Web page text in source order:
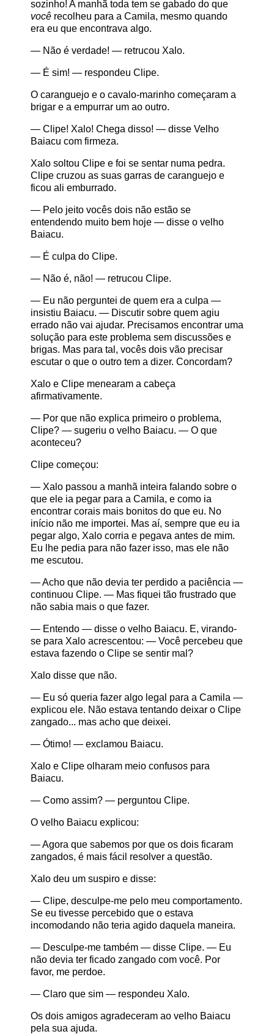
sozinho! A manhã toda tem se gabado do que
você recolheu para a Camila, mesmo quando
era eu que encontrava algo.
— Não é verdade! — retrucou Xalo.
— É sim! — respondeu Clipe.
O caranguejo e o cavalo-marinho começaram a
brigar e a empurrar um ao outro.
— Clipe! Xalo! Chega disso! — disse Velho
Baiacu com firmeza.
Xalo soltou Clipe e foi se sentar numa pedra.
Clipe cruzou as suas garras de caranguejo e
ficou ali emburrado.
— Pelo jeito vocês dois não estão se
entendendo muito bem hoje — disse o velho
Baiacu.
— É culpa do Clipe.
— Não é, não! — retrucou Clipe.
— Eu não perguntei de quem era a culpa —
insistiu Baiacu. — Discutir sobre quem agiu
errado não vai ajudar. Precisamos encontrar uma
solução para este problema sem discussões e
brigas. Mas para tal, vocês dois vão precisar
escutar o que o outro tem a dizer. Concordam?
Xalo e Clipe menearam a cabeça
afirmativamente.
— Por que não explica primeiro o problema,
Clipe? — sugeriu o velho Baiacu. — O que
aconteceu?
Clipe começou:
— Xalo passou a manhã inteira falando sobre o
que ele ia pegar para a Camila, e como ia
encontrar corais mais bonitos do que eu. No
início não me importei. Mas aí, sempre que eu ia
pegar algo, Xalo corria e pegava antes de mim.
Eu lhe pedia para não fazer isso, mas ele não
me escutou.
— Acho que não devia ter perdido a paciência —
continuou Clipe. — Mas fiquei tão frustrado que
não sabia mais o que fazer.
— Entendo — disse o velho Baiacu. E, virando-
se para Xalo acrescentou: — Você percebeu que
estava fazendo o Clipe se sentir mal?
Xalo disse que não.
— Eu só queria fazer algo legal para a Camila —
explicou ele. Não estava tentando deixar o Clipe
zangado... mas acho que deixei.
— Ótimo! — exclamou Baiacu.
Xalo e Clipe olharam meio confusos para
Baiacu.
— Como assim? — perguntou Clipe.
O velho Baiacu explicou:
— Agora que sabemos por que os dois ficaram
zangados, é mais fácil resolver a questão.
Xalo deu um suspiro e disse:
— Clipe, desculpe-me pelo meu comportamento.
Se eu tivesse percebido que o estava
incomodando não teria agido daquela maneira.
— Desculpe-me também — disse Clipe. — Eu
não devia ter ficado zangado com você. Por
favor, me perdoe.
— Claro que sim — respondeu Xalo.
Os dois amigos agradeceram ao velho Baiacu
pela sua ajuda.